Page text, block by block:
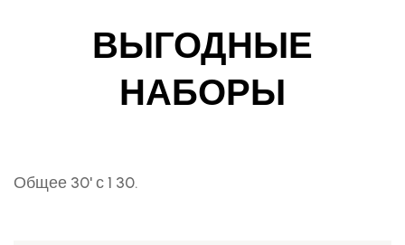
ВЫГОДНЫЕ
НАБОРЫ
Общее 30' с 1 30.